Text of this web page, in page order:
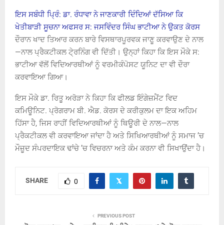
ਇਸ ਸਬੰਧੀ ਪ੍ਰਿੰ: ਡਾ. ਰੰਧਾਵਾ ਨੇ ਜਾਣਕਾਰੀ ਦਿੰਦਿਆਂ ਦੱਸਿਆ ਕਿ
ਖੇਤੀਬਾੜੀ ਸੂਚਨਾ ਅਫਸਰ ਸ: ਜਸਵਿੰਦਰ ਸਿੰਘ ਭਾਟੀਆ ਨੇ ਉਕਤ ਕੋਰਸ
ਦੌਰਾਨ ਖਾਦ ਤਿਆਰ ਕਰਨ ਬਾਰੇ ਵਿਸਥਾਰਪੂਰਵਕ ਜਾਣੂ ਕਰਵਾਉਣ ਦੇ ਨਾਲ
—ਨਾਲ ਪ੍ਰੈਕਟੀਕਲ ਟੇ੍ਰਨਿੰਗ ਵੀ ਦਿੱਤੀ। ਉਨ੍ਹਾਂ ਕਿਹਾ ਕਿ ਇਸ ਮੌਕੇ ਸ:
ਭਾਟੀਆ ਵੱਲੋਂ ਵਿਦਿਆਰਥੀਆਂ ਨੂੰ ਵਰਮੀਕੰਪੋਸਟ ਯੂਨਿਟ ਦਾ ਵੀ ਦੌਰਾ
ਕਰਵਾਇਆ ਗਿਆ।
ਇਸ ਮੌਕੇ ਡਾ. ਰਿਤੂ ਅਰੋੜਾ ਨੇ ਕਿਹਾ ਕਿ ਫੀਲਡ ਇੰਗੇਜ਼ਮੈਂਟ ਵਿਦ
ਕਮਿਊਨਿਟ. ਪ੍ਰੋਗਰਾਮ ਬੀ. ਐਡ. ਕੋਰਸ ਦੇ ਕਰੀਕੁਲਮ ਦਾ ਇਕ ਅਹਿਮ
ਹਿੱਸਾ ਹੈ, ਜਿਸ ਰਾਹੀਂ ਵਿਦਿਆਰਥੀਆਂ ਨੂੰ ਥਿਊਰੀ ਦੇ ਨਾਲ—ਨਾਲ
ਪ੍ਰੈਕਟੀਕਲ ਵੀ ਕਰਵਾਇਆ ਜਾਂਦਾ ਹੈ ਅਤੇ ਸਿਖਿਆਰਥੀਆਂ ਨੂੰ ਸਮਾਜ ’ਚ
ਮੌਜ਼ੂਦ ਸੰਪਰਦਾਇਕ ਢਾਂਚੇ ’ਚ ਵਿਚਰਨਾ ਅਤੇ ਕੰਮ ਕਰਨਾ ਵੀ ਸਿਖਾਉਂਦਾ ਹੈ।
SHARE 0
PREVIOUS POST